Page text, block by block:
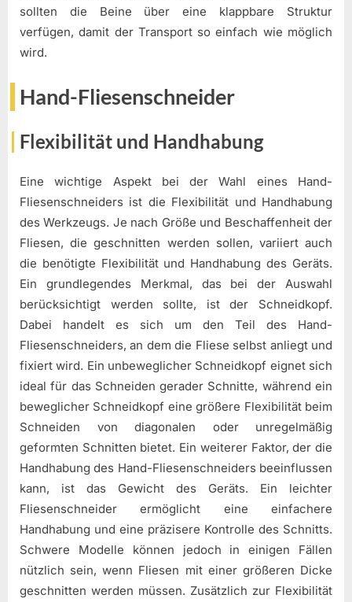
sollten die Beine über eine klappbare Struktur
verfügen, damit der Transport so einfach wie möglich
wird.
Hand-Fliesenschneider
Flexibilität und Handhabung
Eine wichtige Aspekt bei der Wahl eines Hand-
Fliesenschneiders ist die Flexibilität und Handhabung
des Werkzeugs. Je nach Größe und Beschaffenheit der
Fliesen, die geschnitten werden sollen, variiert auch
die benötigte Flexibilität und Handhabung des Geräts.
Ein grundlegendes Merkmal, das bei der Auswahl
berücksichtigt werden sollte, ist der Schneidkopf.
Dabei handelt es sich um den Teil des Hand-
Fliesenschneiders, an dem die Fliese selbst anliegt und
fixiert wird. Ein unbeweglicher Schneidkopf eignet sich
ideal für das Schneiden gerader Schnitte, während ein
beweglicher Schneidkopf eine größere Flexibilität beim
Schneiden von diagonalen oder unregelmäßig
geformten Schnitten bietet. Ein weiterer Faktor, der die
Handhabung des Hand-Fliesenschneiders beeinflussen
kann, ist das Gewicht des Geräts. Ein leichter
Fliesenschneider ermöglicht eine einfachere
Handhabung und eine präzisere Kontrolle des Schnitts.
Schwere Modelle können jedoch in einigen Fällen
nützlich sein, wenn Fliesen mit einer größeren Dicke
geschnitten werden müssen. Zusätzlich zur Flexibilität